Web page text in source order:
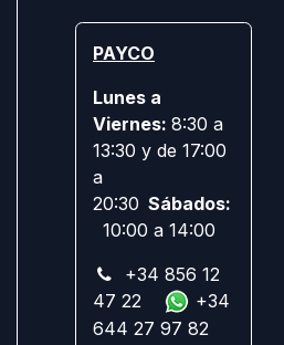
PAYCO
Lunes a
Viernes: 8:30 a
13:30 y de 17:00
a
20:30 Sábados:
10:00 a 14:00
+34 856 12
47 22
+34
644 27 97 82